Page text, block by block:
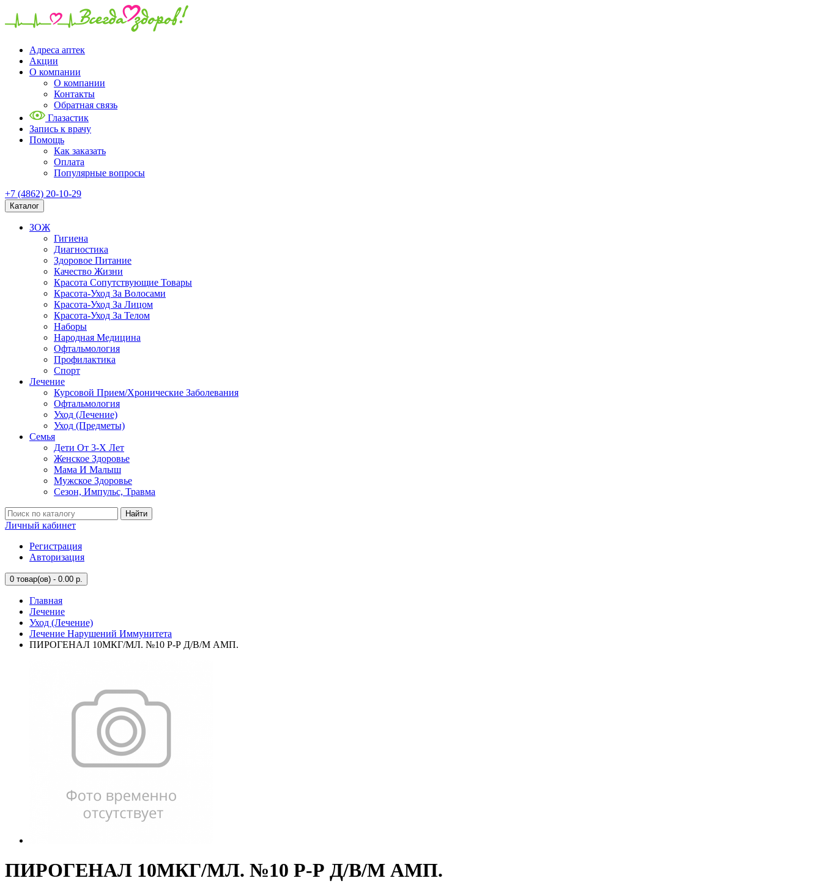
Адреса аптек
Акции
О компании
О компании
Контакты
Обратная связь
Глазастик
Запись к врачу
Помощь
Как заказать
Оплата
Популярные вопросы
+7 (4862) 20-10-29
Каталог
ЗОЖ
Гигиена
Диагностика
Здоровое Питание
Качество Жизни
Красота Сопутствующие Товары
Красота-Уход За Волосами
Красота-Уход За Лицом
Красота-Уход За Телом
Наборы
Народная Медицина
Офтальмология
Профилактика
Спорт
Лечение
Курсовой Прием/Хронические Заболевания
Офтальмология
Уход (Лечение)
Уход (Предметы)
Семья
Дети От 3-Х Лет
Женское Здоровье
Мама И Малыш
Мужское Здоровье
Сезон, Импульс, Травма
Найти
Личный кабинет
Регистрация
Авторизация
0 товар(ов) - 0.00 р.
Главная
Лечение
Уход (Лечение)
Лечение Нарушений Иммунитета
ПИРОГЕНАЛ 10МКГ/МЛ. №10 Р-Р Д/В/М АМП.
ПИРОГЕНАЛ 10МКГ/МЛ. №10 Р-Р Д/В/М АМП.